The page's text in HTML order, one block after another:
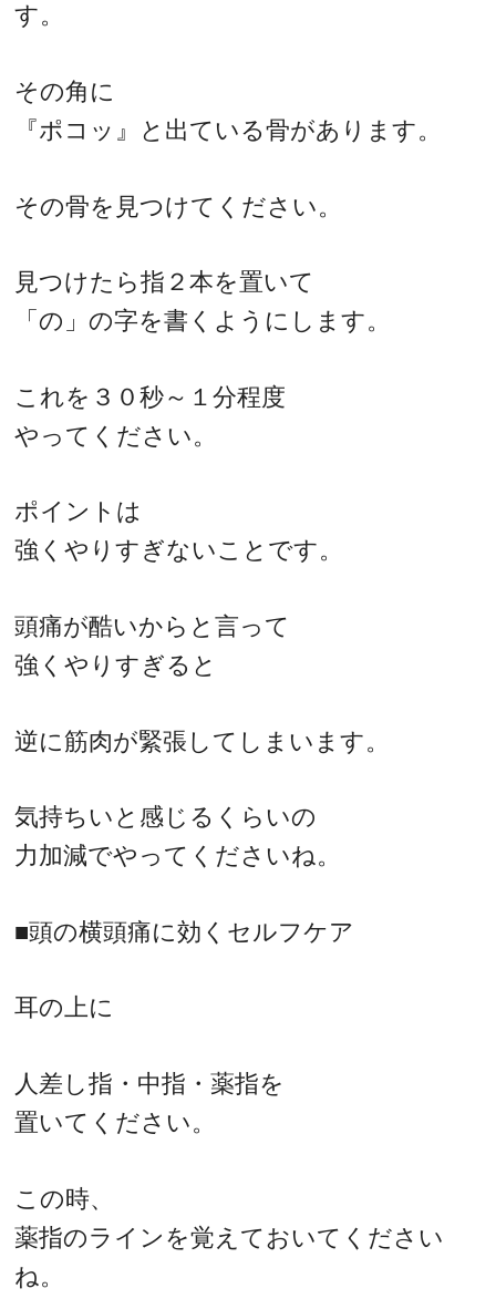
す。
その角に
『ポコッ』と出ている骨があります。
その骨を見つけてください。
見つけたら指２本を置いて
「の」の字を書くようにします。
これを３０秒～１分程度
やってください。
ポイントは
強くやりすぎないことです。
頭痛が酷いからと言って
強くやりすぎると
逆に筋肉が緊張してしまいます。
気持ちいと感じるくらいの
力加減でやってくださいね。
■頭の横頭痛に効くセルフケア
耳の上に
人差し指・中指・薬指を
置いてください。
この時、
薬指のラインを覚えておいてください
ね。